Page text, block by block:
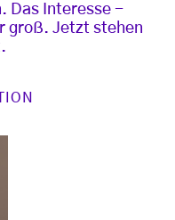
Das Interesse -
groß. Jetzt stehen